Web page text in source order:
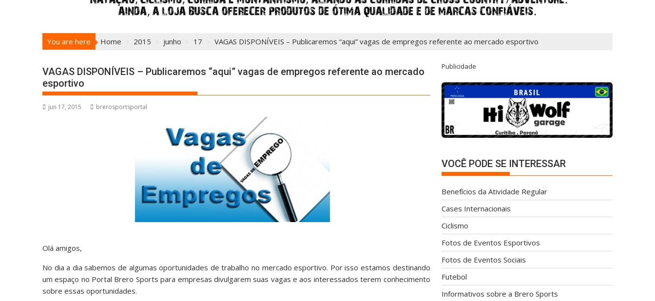
You are here Home 2015 junho 17 VAGAS DISPONÍVEIS – Publicaremos “aqui” vagas de empregos referente ao mercado esportivo
VAGAS DISPONÍVEIS – Publicaremos “aqui” vagas de empregos referente ao mercado
esportivo
jun 17, 2015 brerosportsportal
Olá amigos,
No dia a dia sabemos de algumas oportunidades de trabalho no mercado esportivo. Por isso estamos destinando
um espaço no Portal Brero Sports para empresas divulgarem suas vagas e aos interessados terem conhecimento
sobre essas oportunidades.
Publicidade
VOCÊ PODE SE INTERESSAR
Benefícios da Atividade Regular
Cases Internacionais
Ciclismo
Fotos de Eventos Esportivos
Fotos de Eventos Sociais
Futebol
Informativos sobre a Brero Sports